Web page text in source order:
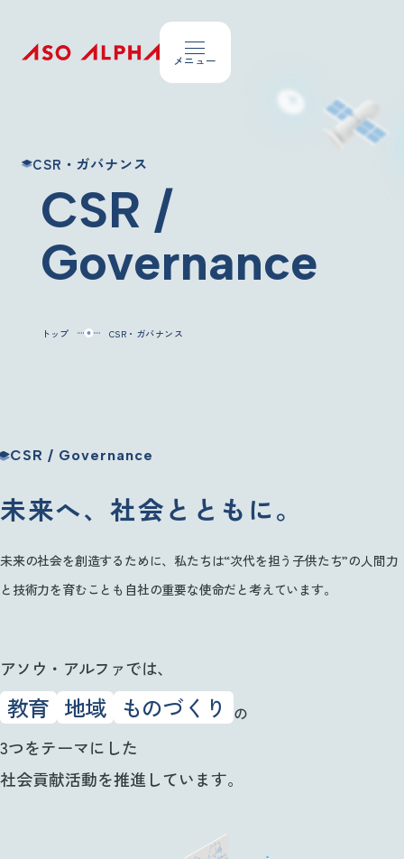
CSR / Governance
CSR・ガバナンス
Recruit
採用情報
CSR・ガバナンス
CSR /
Governance
トップ CSR・ガバナンス
CSR / Governance
未来へ、社会とともに。
未来の社会を創造するために、私たちは“次代を担う子供たち”の人間力
と技術力を育むことも自社の重要な使命だと考えています。
アソウ・アルファでは、
教育 地域 ものづくり の
3つをテーマにした
社会貢献活動を推進しています。